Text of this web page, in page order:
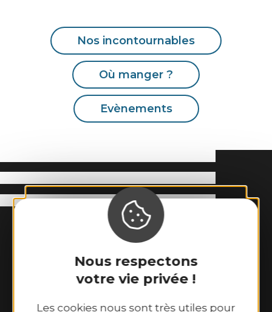
Nous respectons
votre vie privée !
Les cookies nous sont très utiles pour
Nos incontournables
Où manger ?
Evènements